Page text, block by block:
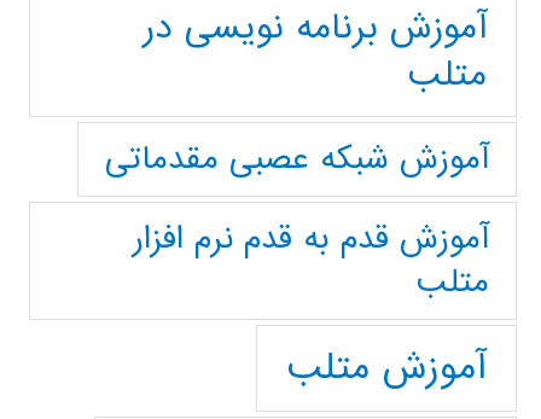
آموزش برنامه نویسی در
متلب
آموزش شبکه عصبی مقدماتی
آموزش قدم به قدم نرم افزار
متلب
آموزش متلب